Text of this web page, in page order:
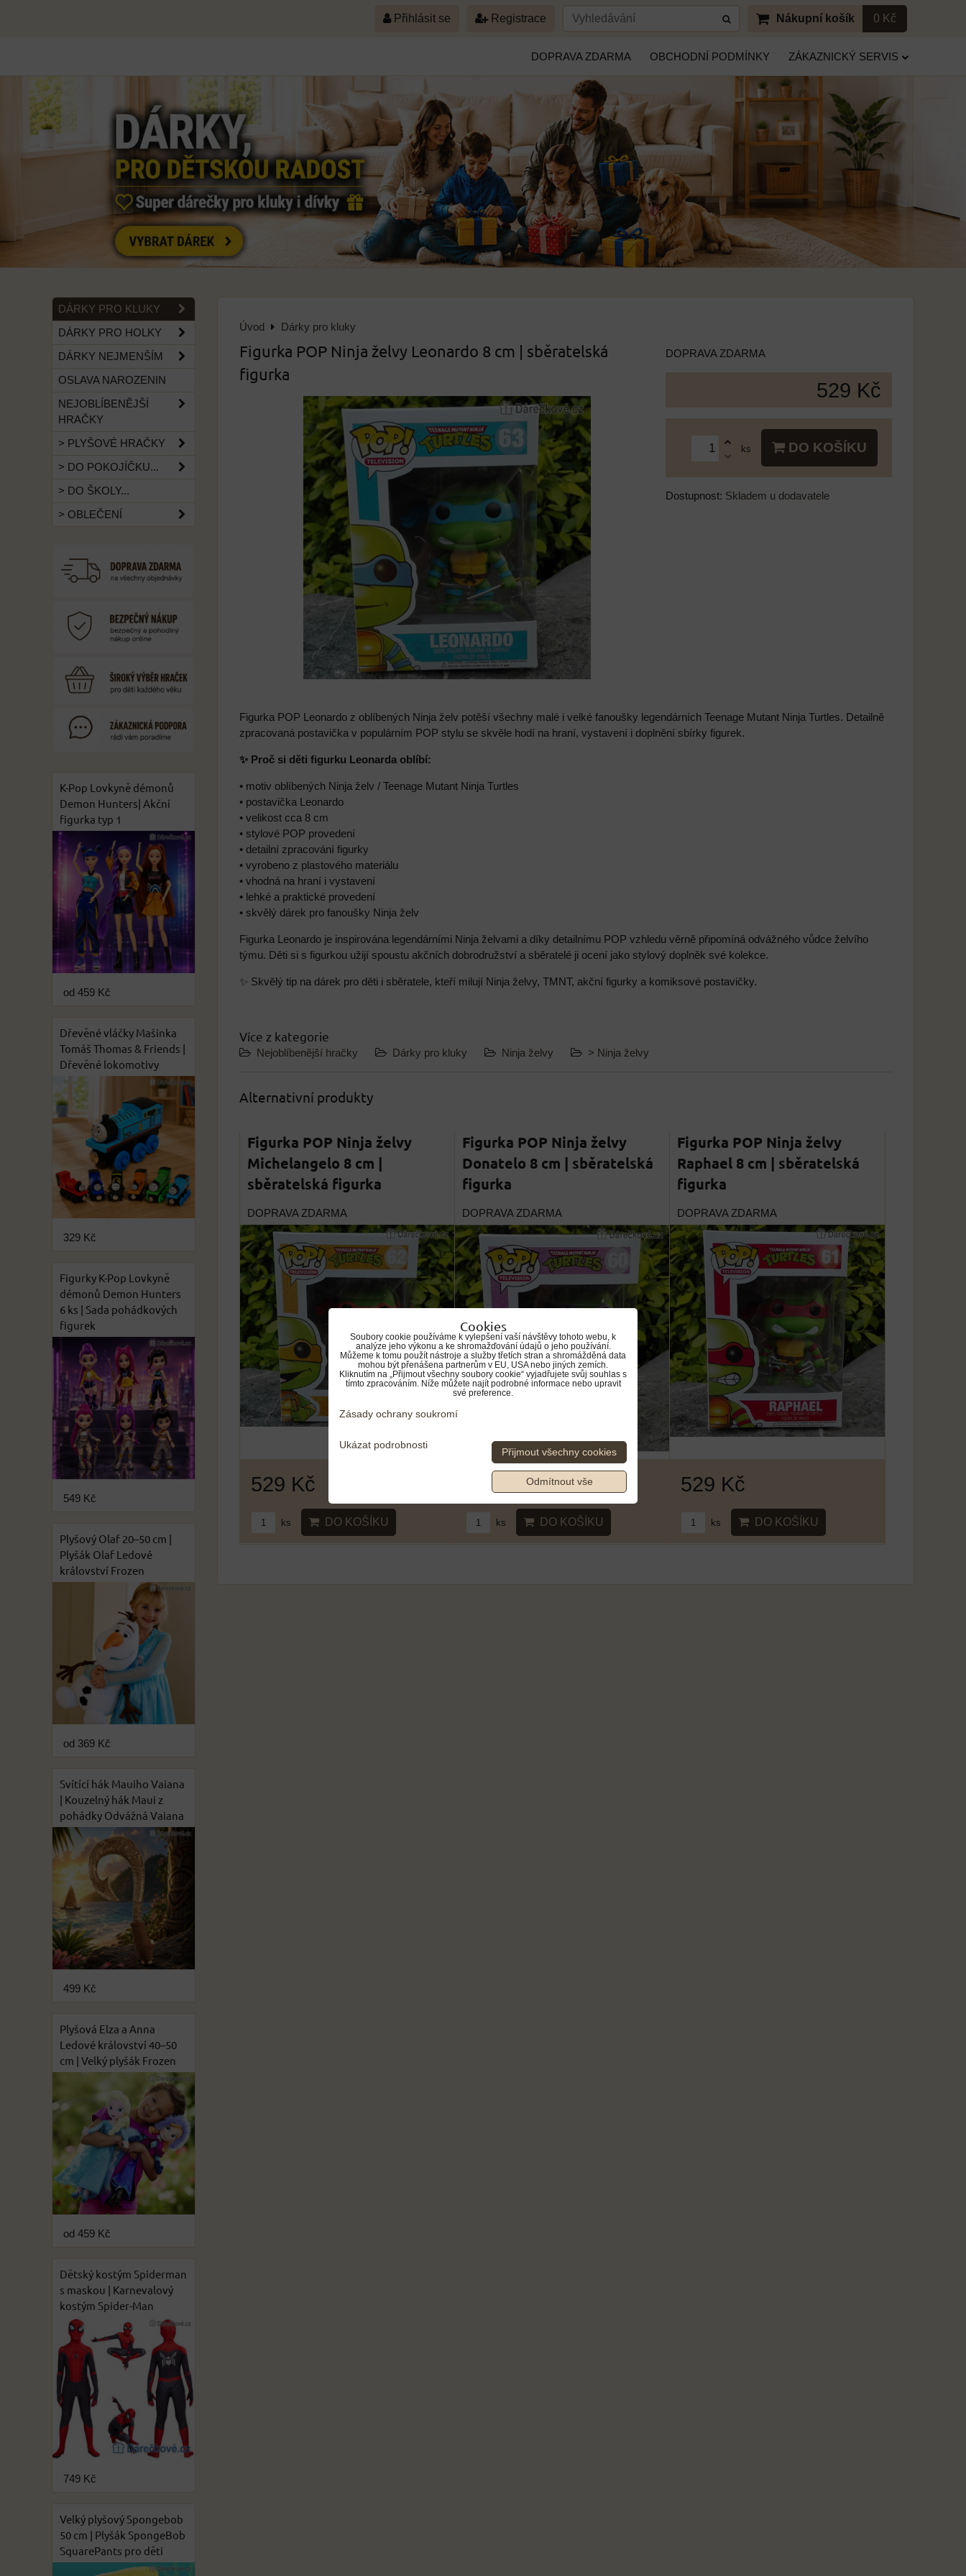
Přihlásit se Registrace Nákupní košík 0 Kč
DOPRAVA ZDARMA OBCHODNÍ PODMÍNKY ZÁKAZNICKÝ SERVIS
Úvod Dárky pro kluky
Figurka POP Ninja želvy Leonardo 8 cm | sběratelská
figurka
DOPRAVA ZDARMA
529 Kč
ks DO KOŠÍKU
Dostupnost: Skladem u dodavatele
Figurka POP Leonardo z oblíbených Ninja želv potěší všechny malé i velké fanoušky legendárních Teenage Mutant Ninja Turtles. Detailně
zpracovaná postavička v populárním POP stylu se skvěle hodí na hraní, vystavení i doplnění sbírky figurek.
✨ Proč si děti figurku Leonarda oblíbí:
• motiv oblíbených Ninja želv / Teenage Mutant Ninja Turtles
• postavička Leonardo
• velikost cca 8 cm
• stylové POP provedení
• detailní zpracování figurky
• vyrobeno z plastového materiálu
• vhodná na hraní i vystavení
• lehké a praktické provedení
• skvělý dárek pro fanoušky Ninja želv
Figurka Leonardo je inspirována legendárními Ninja želvami a díky detailnímu POP vzhledu věrně připomíná odvážného vůdce želvího
týmu. Děti si s figurkou užijí spoustu akčních dobrodružství a sběratelé ji ocení jako stylový doplněk své kolekce.
✨ Skvělý tip na dárek pro děti i sběratele, kteří milují Ninja želvy, TMNT, akční figurky a komiksové postavičky.
Více z kategorie
Nejoblíbenější hračky Dárky pro kluky Ninja želvy > Ninja želvy
Alternativní produkty
Figurka POP Ninja želvy
Michelangelo 8 cm |
sběratelská figurka
DOPRAVA ZDARMA
529 Kč
ks DO KOŠÍKU
Figurka POP Ninja želvy
Donatelo 8 cm | sběratelská
figurka
DOPRAVA ZDARMA
529 Kč
ks DO KOŠÍKU
Figurka POP Ninja želvy
Raphael 8 cm | sběratelská
figurka
DOPRAVA ZDARMA
529 Kč
ks DO KOŠÍKU
DÁRKY PRO KLUKY
DÁRKY PRO HOLKY
DÁRKY NEJMENŠÍM
OSLAVA NAROZENIN
NEJOBLÍBENĚJŠÍ
HRAČKY
> PLYŠOVÉ HRAČKY
> DO POKOJÍČKU...
> DO ŠKOLY...
> OBLEČENÍ
K-Pop Lovkyně démonů
Demon Hunters| Akční
figurka typ 1
od 459 Kč
Dřevěné vláčky Mašinka
Tomáš Thomas & Friends |
Dřevěné lokomotivy
329 Kč
Figurky K-Pop Lovkyně
démonů Demon Hunters
6 ks | Sada pohádkových
figurek
549 Kč
Plyšový Olaf 20–50 cm |
Plyšák Olaf Ledové
království Frozen
od 369 Kč
Svítící hák Mauiho Vaiana
| Kouzelný hák Maui z
pohádky Odvážná Vaiana
499 Kč
Plyšová Elza a Anna
Ledové království 40–50
cm | Velký plyšák Frozen
od 459 Kč
Dětský kostým Spiderman
s maskou | Karnevalový
kostým Spider-Man
749 Kč
Velký plyšový Spongebob
50 cm | Plyšák SpongeBob
SquarePants pro děti
Cookies
Soubory cookie používáme k vylepšení vaší návštěvy tohoto webu, k
analýze jeho výkonu a ke shromažďování údajů o jeho používání.
Můžeme k tomu použít nástroje a služby třetích stran a shromážděná data
mohou být přenášena partnerům v EU, USA nebo jiných zemích.
Kliknutím na „Přijmout všechny soubory cookie“ vyjadřujete svůj souhlas s
tímto zpracováním. Níže můžete najít podrobné informace nebo upravit
své preference.
Zásady ochrany soukromí
Ukázat podrobnosti
Přijmout všechny cookies
Odmítnout vše